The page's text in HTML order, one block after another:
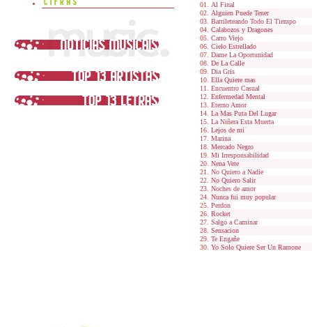
Al Final
Alguien Puede Tener
Barrileteando Todo El Tiempo
Calabozos y Dragones
Carro Viejo
Cielo Estrellado
Dame La Oportunidad
De La Calle
Dia Gris
Ella Quiere mas
Encuentro Casual
Enfermedad Mental
Eterno Amor
La Mas Puta Del Lugar
La Niñera Esta Muerta
Lejos de mi
Marina
Mercado Negro
Mi Irresponsabilidad
Nena Vete
No Quiero a Nadie
No Quiero Salir
Noches de amor
Nunca fui muy popular
Perdon
Rocket
Salgo a Caminar
Sensacion
Te Engañe
Yo Solo Quiere Ser Un Ramone